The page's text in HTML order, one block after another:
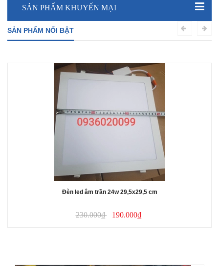
SẢN PHẨM KHUYẾN MẠI
SẢN PHẨM NỔI BẬT
Đèn led âm trần 24w 29,5x29,5 cm
230.000₫ 190.000₫